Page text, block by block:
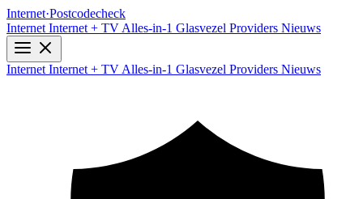
Internet·Postcodecheck
Internet Internet + TV Alles-in-1 Glasvezel Providers Nieuws
Internet Internet + TV Alles-in-1 Glasvezel Providers Nieuws